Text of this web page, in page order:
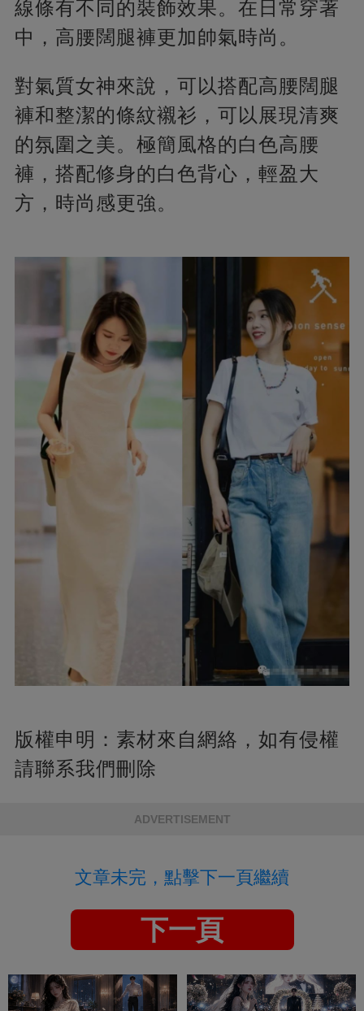
線條有不同的裝飾效果。在日常穿著
中，高腰闊腿褲更加帥氣時尚。
對氣質女神來說，可以搭配高腰闊腿
褲和整潔的條紋襯衫，可以展現清爽
的氛圍之美。極簡風格的白色高腰
褲，搭配修身的白色背心，輕盈大
方，時尚感更強。
版權申明： 素材來自網絡，如有侵權
請聯系我們刪除
ADVERTISEMENT
文章未完，點擊下一頁繼續
下一頁